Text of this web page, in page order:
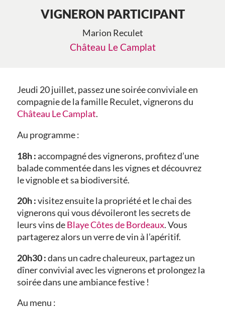
VIGNERON PARTICIPANT
Marion Reculet
Château Le Camplat
Jeudi 20 juillet, passez une soirée conviviale en
compagnie de la famille Reculet, vignerons du
Château Le Camplat.
Au programme :
18h :accompagné des vignerons, profitez d’une
balade commentée dans les vignes et découvrez
le vignoble et sa biodiversité.
20h :visitez ensuite la propriété et le chai des
vignerons qui vous dévoileront les secrets de
leurs vins deBlaye Côtes de Bordeaux. Vous
partagerez alors un verre de vin à l’apéritif.
20h30 :dans un cadre chaleureux, partagez un
dîner convivial avec les vignerons et prolongez la
soirée dans une ambiance festive !
Au menu :